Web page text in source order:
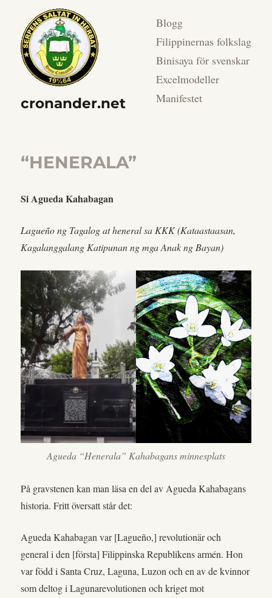
cronander.net
Blogg
Filippinernas folkslag
Binisaya för svenskar
Excelmodeller
Manifestet
“HENERALA”
Si Agueda Kahabagan
Lagueño ng Tagalog at heneral sa KKK (Kataastaasan,
Kagalanggalang Katipunan ng mga Anak ng Bayan)
Agueda “Henerala” Kahabagans minnesplats
På gravstenen kan man läsa en del av Agueda Kahabagans
historia. Fritt översatt står det:
Agueda Kahabagan var [Lagueño,] revolutionär och
general i den [första] Filippinska Republikens armén. Hon
var född i Santa Cruz, Laguna, Luzon och en av de kvinnor
som deltog i Lagunarevolutionen och kriget mot